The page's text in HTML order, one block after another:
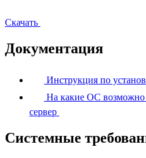
Скачать
Документация
Инструкция по
На какие ОС возможно
сервер
Системные